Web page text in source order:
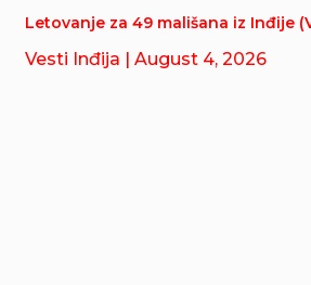
Letovanje za 49 mališana iz Inđije
Vesti Inđija | August 4, 2026